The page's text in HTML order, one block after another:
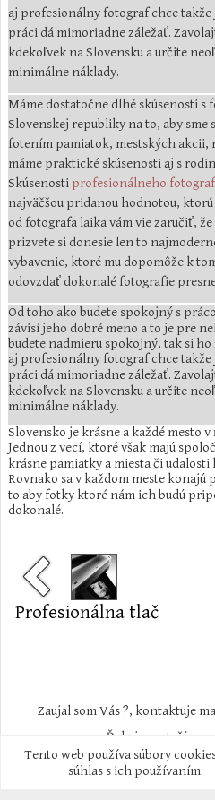
aj profesionálny fotograf chce takže
práci dá mimoriadne záležať.
kdekoľvek na Slovensku a určite
minimálne náklady.
Máme dostatočne dlhé skúsenosti s
Slovenskej republiky na to, aby sme
fotením pamiatok, mestských akcii,
máme praktické skúsenosti aj s
Skúsenosti profesionálneho
najväčšou pridanou hodnotou,
od fotografa laika vám vie zaručiť,
prizvete si donesie len to
vybavenie, ktoré mu dopomôže k
odovzdať dokonalé fotografie
Od toho ako budete spokojný s
závisí jeho dobré meno a to je pre
budete nadmieru spokojný, tak si ho
aj profesionálny fotograf chce takže
práci dá mimoriadne záležať.
kdekoľvek na Slovensku a určite
minimálne náklady.
Slovensko je krásne a každé mesto
Jednou z vecí, ktoré však majú
krásne pamiatky a miesta či
Rovnako sa v každom meste konajú
to aby fotky ktoré nám ich budú
dokonalé.
Profesionálna tlač
Zaujal som Vás ?, kontaktuje
„Ďakujem a teším
Tento web používa súbory
súhlas s ich používaním.